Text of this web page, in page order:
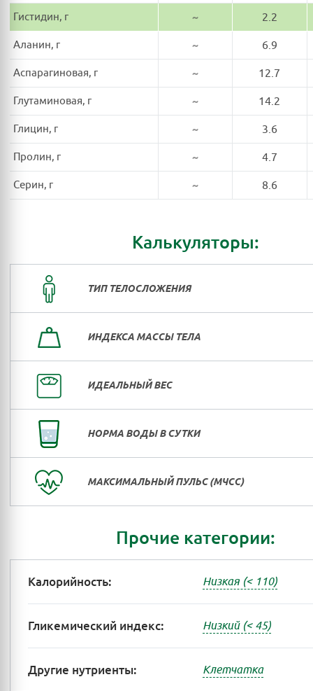
Гистидин, г ~ 2.2
Аланин, г ~ 6.9
Аспарагиновая, г ~ 12.7
Глутаминовая, г ~ 14.2
Глицин, г ~ 3.6
Пролин, г ~ 4.7
Серин, г ~ 8.6
Калькуляторы:
ТИП ТЕЛОСЛОЖЕНИЯ
ИНДЕКСА МАССЫ ТЕЛА
ИДЕАЛЬНЫЙ ВЕС
НОРМА ВОДЫ В СУТКИ
МАКСИМАЛЬНЫЙ ПУЛЬС (МЧСС)
Прочие категории:
Калорийность: Низкая (< 110)
Гликемический индекс: Низкий (< 45)
Другие нутриенты: Клетчатка